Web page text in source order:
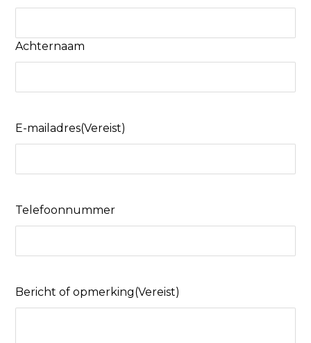
Achternaam
E-mailadres(Vereist)
Telefoonnummer
Bericht of opmerking(Vereist)